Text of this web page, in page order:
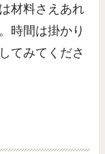
材料さえあれ
時間は掛かり
てみてくださ